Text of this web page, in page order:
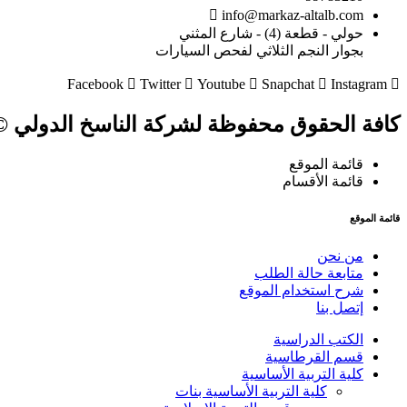
info@markaz-altalb.com
حولي - قطعة (4) - شارع المثني
بجوار النجم الثلاثي لفحص السيارات
Facebook Twitter Youtube Snapchat Instagram
كافة الحقوق محفوظة لشركة الناسخ الدولي ©
قائمة الموقع
قائمة الأقسام
قائمة الموقع
من نحن
متابعة حالة الطلب
شرح استخدام الموقع
إتصل بنا
الكتب الدراسية
قسم القرطاسية
كلية التربية الأساسية
كلية التربية الأساسية بنات